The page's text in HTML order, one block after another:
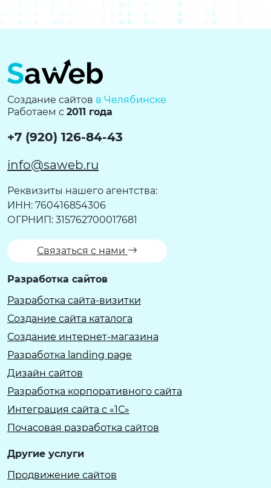
Создание сайтов в Челябинске
Работаем с 2011 года
+7 (920) 126-84-43
info@saweb.ru
Реквизиты нашего агентства:
ИНН: 760416854306
ОГРНИП: 315762700017681
Связаться с нами
Разработка сайтов
Разработка сайта-визитки
Создание сайта каталога
Создание интернет-магазина
Разработка landing page
Дизайн сайтов
Разработка корпоративного сайта
Интеграция сайта с «1С»
Почасовая разработка сайтов
Другие услуги
Продвижение сайтов